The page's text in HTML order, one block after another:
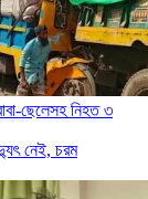
ছেলেসহ নিহত ৩
নেই, চরম